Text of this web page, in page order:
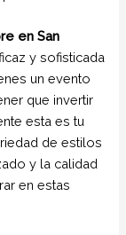
en San
y sofisticada
un evento
que invertir
esta es tu
de estilos
y la calidad
en estas